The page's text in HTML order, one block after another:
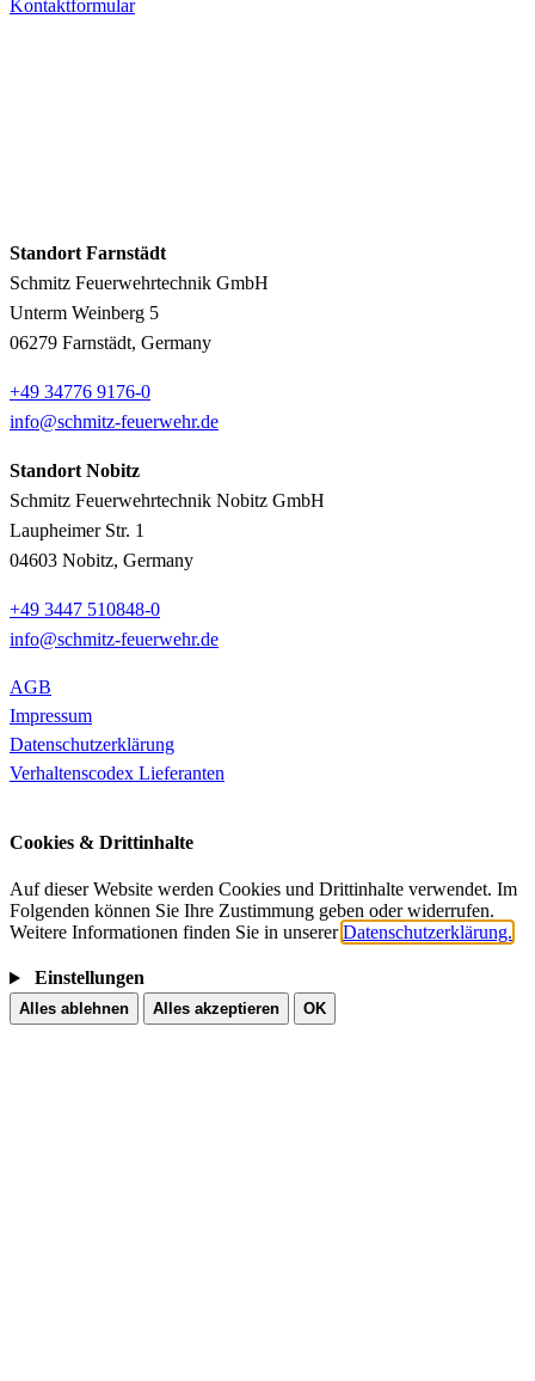
Kontaktformular
Standort Farnstädt
Schmitz Feuerwehrtechnik GmbH
Unterm Weinberg 5
06279 Farnstädt, Germany
+49 34776 9176-0
info@schmitz-feuerwehr.de
Standort Nobitz
Schmitz Feuerwehrtechnik Nobitz GmbH
Laupheimer Str. 1
04603 Nobitz, Germany
+49 3447 510848-0
info@schmitz-feuerwehr.de
AGB
Impressum
Datenschutzerklärung
Verhaltenscodex Lieferanten
Cookies & Drittinhalte
Auf dieser Website werden Cookies und Drittinhalte verwendet. Im
Folgenden können Sie Ihre Zustimmung geben oder widerrufen.
Weitere Informationen finden Sie in unsererDatenschutzerklärung.
Einstellungen
Alles ablehnen Alles akzeptieren OK